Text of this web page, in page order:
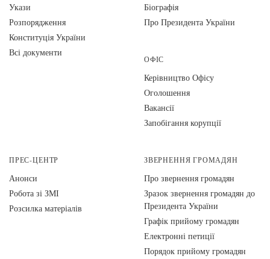
Укази
Розпорядження
Конституція України
Всі документи
Біографія
Про Президента України
ОФІС
Керівництво Офісу
Оголошення
Вакансії
Запобігання корупції
ПРЕС-ЦЕНТР
Анонси
Робота зі ЗМІ
Розсилка матеріалів
ЗВЕРНЕННЯ ГРОМАДЯН
Про звернення громадян
Зразок звернення громадян до
Президента України
Графік прийому громадян
Електронні петиції
Порядок прийому громадян